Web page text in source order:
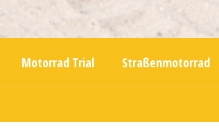
Motorrad Trial Straßenmotorrad